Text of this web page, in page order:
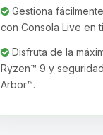
Gestiona
con Consola Live en
Disfruta de la
Ryzen™ 9 y
Arbor™.